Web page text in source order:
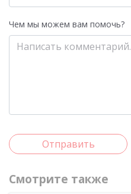
Чем мы можем вам помочь?
Отправить
Смотрите также